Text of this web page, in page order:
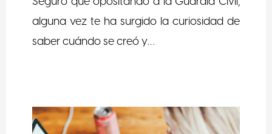
alguna vez te ha surgido la curiosidad de
saber cuándo se creó y…